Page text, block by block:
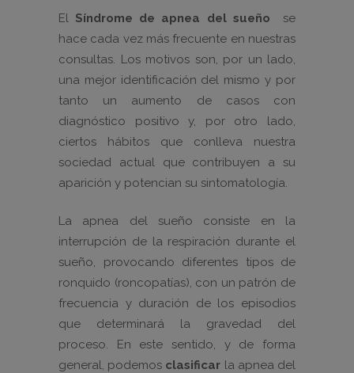
El Síndrome de apnea del sueño
se
hace cada vez más frecuente en nuestras
consultas. Los motivos son, por un lado,
una mejor identificación del mismo y por
tanto un aumento de casos con
diagnóstico positivo y, por otro lado,
ciertos hábitos que conlleva nuestra
sociedad actual que contribuyen a su
aparición y potencian su sintomatología.
La apnea del sueño consiste en la
interrupción de la respiración durante el
sueño, provocando diferentes tipos de
ronquido (roncopatías), con un patrón de
frecuencia y duración de los episodios
que determinará la gravedad del
proceso. En este sentido, y de forma
general, podemos clasificar la apnea del